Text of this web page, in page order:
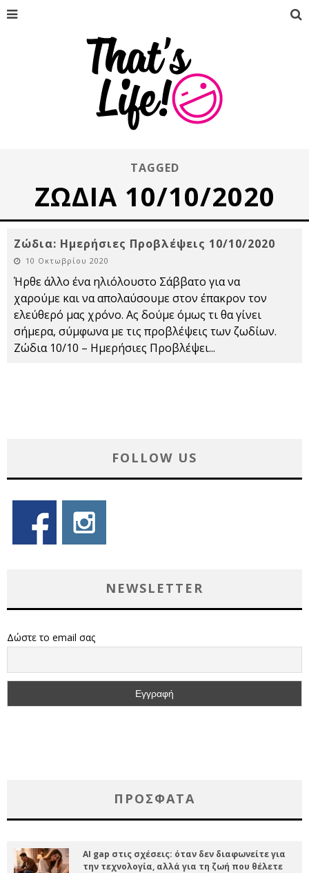
TAGGED
ΖΩΔΙΑ 10/10/2020
Ζώδια: Ημερήσιες Προβλέψεις 10/10/2020
10 Οκτωβρίου 2020
Ήρθε άλλο ένα ηλιόλουστο Σάββατο για να
χαρούμε και να απολαύσουμε στον έπακρον τον
ελεύθερό μας χρόνο. Ας δούμε όμως τι θα γίνει
σήμερα, σύμφωνα με τις προβλέψεις των ζωδίων.
Ζώδια 10/10 – Ημερήσιες Προβλέψει...
FOLLOW US
NEWSLETTER
Δώστε το email σας
ΠΡΌΣΦΑΤΑ
AI gap στις σχέσεις: όταν δεν διαφωνείτε για
την τεχνολογία, αλλά για τη ζωή που θέλετε